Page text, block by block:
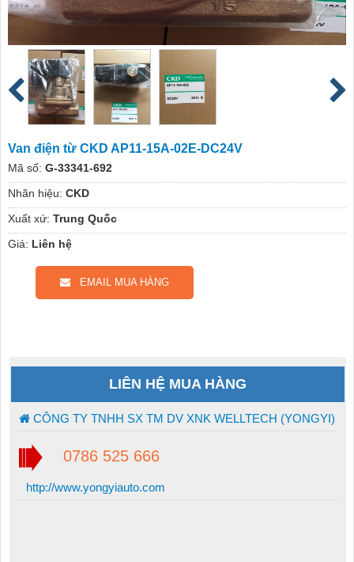
Van điện từ CKD AP11-15A-02E-DC24V
Mã số: G-33341-692
Nhãn hiệu: CKD
Xuất xứ: Trung Quốc
Giá: Liên hệ
EMAIL MUA HÀNG
LIÊN HỆ MUA HÀNG
CÔNG TY TNHH SX TM DV XNK WELLTECH (YONGYI)
0786 525 666
http://www.yongyiauto.com